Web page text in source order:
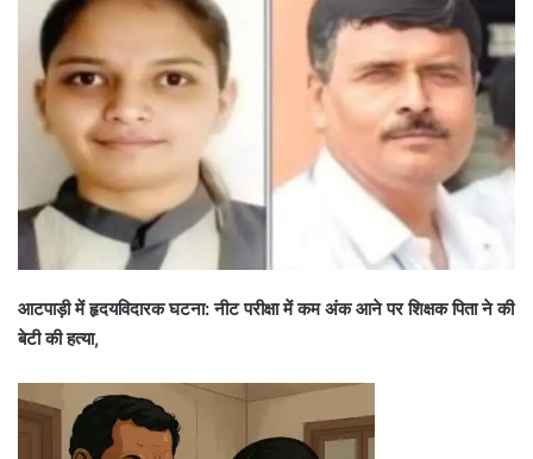
आटपाड़ी में हृदयविदारक घटना: नीट परीक्षा में कम अंक आने पर शिक्षक पिता ने की
बेटी की हत्या,